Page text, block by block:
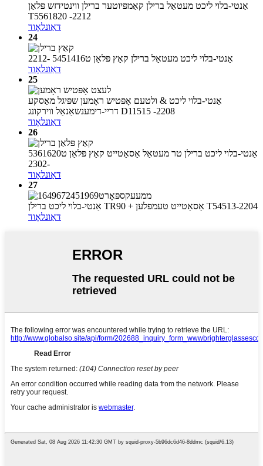
אַנטי-בלוי ליכט מעטאַל ברילן קאַמפּיוטער ברילן ווינטידזש פּלאַן
T5561820 -2212
דאַונלאָוד
24
אַנטי-בלוי ליכט מעטאַל ברילן קאַץ פּלאַן ט5451416 -2212
דאַונלאָוד
25
אַנטי-בלוי ליכט & ולטעם אָפּטיש ראָמען שפּיגל מאַסקע
דריי-דימענשאַנאַל ווירקונג D11515 -2208
דאַונלאָוד
26
אַנטי-בלוי ליכט ברילן טר מעטאַל אַסאַטייט קאַץ פּלאַן ט5361620
-2302
דאַונלאָוד
27
אַנטי-בלוי ליכט ברילן TR90 + אַסאַטייט טעמפלען T54513-2204
דאַונלאָוד